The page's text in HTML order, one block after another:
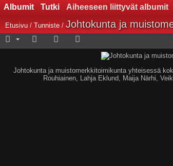
Albumit Tutki Aiheeseen liittyvät albumit
Etusivu / Tunniste / Johtokunta ja
Johtokunta ja muistomerkkitoimikunta yhteisessä
Rouhiainen, Lahja Eklund, Maija Närhi,